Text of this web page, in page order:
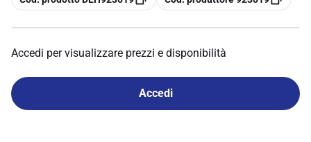
Accedi per visualizzare prezzi e disponibilità
Accedi